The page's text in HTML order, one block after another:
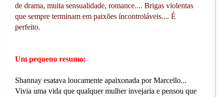
de drama, muita sensualidade, romance.... Brigas violentas
que sempre terminam em paixões íncontroláveis.... É
perfeito.
Um pequeno resumo:
Shannay esatava loucamente apaixonada por Marcello...
Vivia uma vida que qualquer mulher invejaria e pensou que